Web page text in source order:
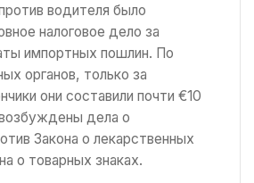
водителя было
налоговое дело за
импортных пошлин. По
органов, только за
они составили почти €10
дела о
Закона о лекарственных
о товарных знаках.